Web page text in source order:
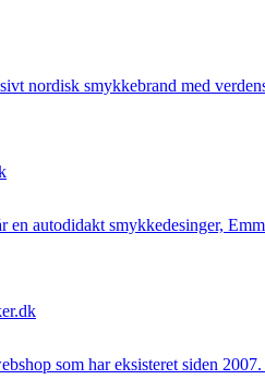
nordisk smykkebrand med
en autodidakt smykkedesinger,
som har eksisteret siden